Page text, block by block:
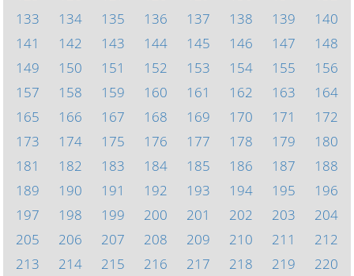
133
134 135 136 137 138 139
140
141
142 143 144 145 146 147
148
149
150 151 152 153 154 155
156
157
158 159 160 161 162 163
164
165
166 167 168 169 170 171
172
173
174 175 176 177 178 179
180
181
182 183 184 185 186 187
188
189
190 191 192 193 194 195
196
197
198 199 200 201 202 203
204
205
206 207 208 209 210 211
212
213
214 215 216 217 218 219
220